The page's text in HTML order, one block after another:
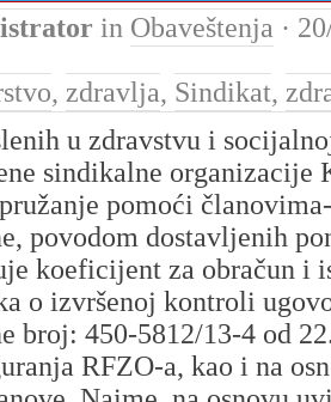
in Obaveštenja ·
, zdravlja, Sindikat,
u zdravstvu i
sindikalne
pomoći
povodom dostavljenih
koeficijent za obračun i
o izvršenoj kontroli
broj: 450-5812/13-4 od
RFZO-a, kao i na